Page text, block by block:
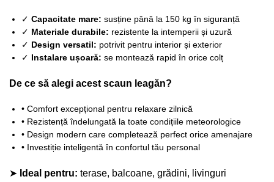
✓ Capacitate mare: susține până la 150 kg în siguranță
✓ Materiale durabile: rezistente la intemperii și uzură
✓ Design versatil: potrivit pentru interior și exterior
✓ Instalare ușoară: se montează rapid în orice colț
De ce să alegi acest scaun leagăn?
• Comfort excepțional pentru relaxare zilnică
• Rezistență îndelungată la toate condițiile meteorologice
• Design modern care completează perfect orice amenajare
• Investiție inteligentă în confortul tău personal
➤ Ideal pentru: terase, balcoane, grădini, livinguri